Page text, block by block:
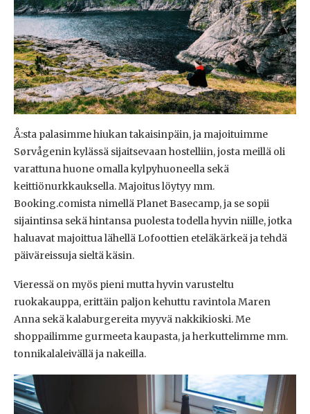
Å:sta palasimme hiukan takaisinpäin, ja majoituimme
Sørvågenin kylässä sijaitsevaan hostelliin, josta meillä oli
varattuna huone omalla kylpyhuoneella sekä
keittiönurkkauksella. Majoitus löytyy mm.
Booking.comista nimellä Planet Basecamp, ja se sopii
sijaintinsa sekä hintansa puolesta todella hyvin niille, jotka
haluavat majoittua lähellä Lofoottien eteläkärkeä ja tehdä
päiväreissuja sieltä käsin.
Vieressä on myös pieni mutta hyvin varusteltu
ruokakauppa, erittäin paljon kehuttu ravintola Maren
Anna sekä kalaburgereita myyvä nakkikioski. Me
shoppailimme gurmeeta kaupasta, ja herkuttelimme mm.
tonnikalaleivällä ja nakeilla.